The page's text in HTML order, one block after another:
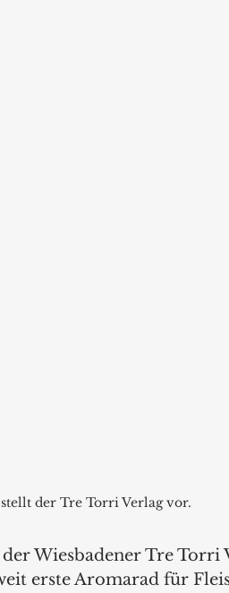
der Tre Torri Verlag vor.
Wiesbadener Tre Torri
erste Aromarad für